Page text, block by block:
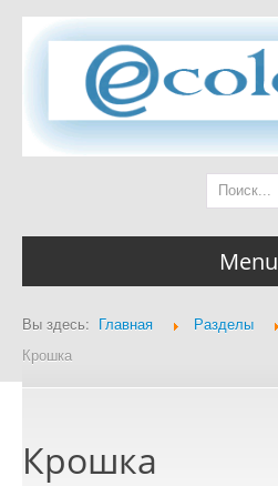
Menu
Главная страница
Разделы
Вы здесь: Главная Разделы
Крошка
Крошка